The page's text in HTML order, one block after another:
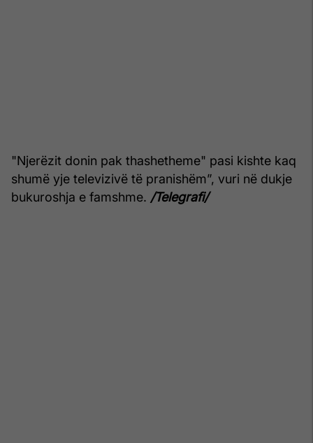
"Njerëzit donin pak thashetheme" pasi kishte kaq
shumë yje televizivë të pranishëm”, vuri në dukje
bukuroshja e famshme. /Telegrafi/